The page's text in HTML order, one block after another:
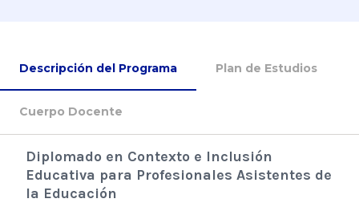
Descripción del Programa Plan de Estudios
Cuerpo Docente
Diplomado en Contexto e Inclusión
Educativa para Profesionales Asistentes de
la Educación